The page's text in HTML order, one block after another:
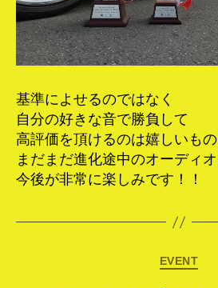
基準によせるのではなく
自分の好きな音で勝負して
高評価を頂けるのは嬉しいも
まだまだ進化途中のオーディ
今後が非常に楽しみです！！
カ
EVENT